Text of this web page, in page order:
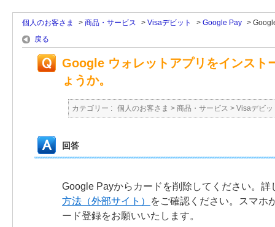
個人のお客さま > 商品・サービス > Visaデビット > Google Pay >
戻る
Google ウォレットアプリをインスト
ょうか。
カテゴリー : 個人のお客さま > 商品・サービス > Visaデビッ
回答
Google Payからカードを削除してください。詳
方法（外部サイト）
をご確認ください。スマホ
ード登録をお願いいたします。